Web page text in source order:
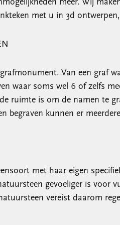
meer. Wij
met u in 3d
Van een graf
waar soms wel 6 of zelfs
ruimte is om de namen te
begraven kunnen er
met haar eigen
gevoeliger is voor
vereist daarom